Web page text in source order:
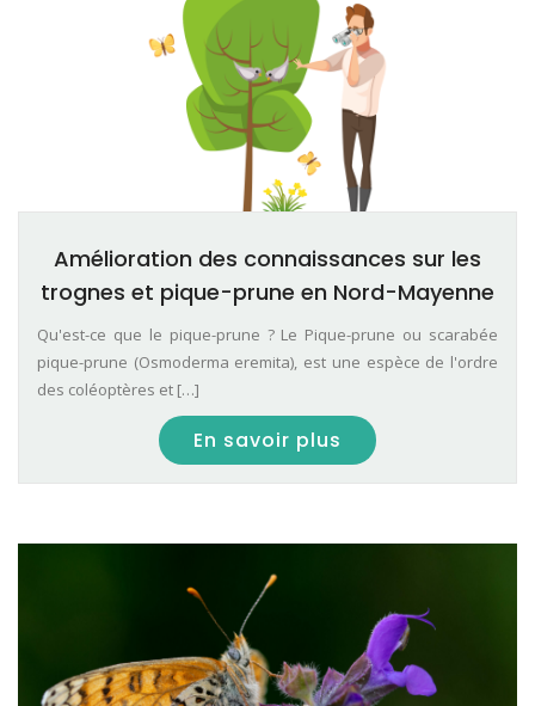
Amélioration des connaissances sur les
trognes et pique-prune en Nord-Mayenne
Qu'est-ce que le pique-prune ? Le Pique-prune ou scarabée
pique-prune (Osmoderma eremita), est une espèce de l'ordre
des coléoptères et […]
En savoir plus